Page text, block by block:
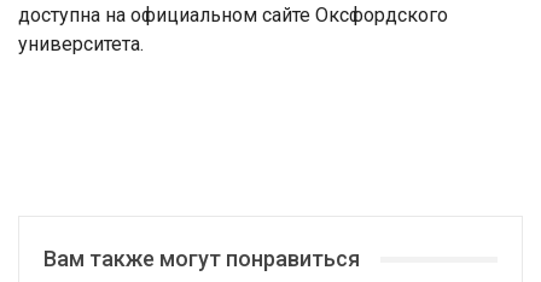
доступна на официальном сайте Оксфордского
университета.
Вам также могут понравиться